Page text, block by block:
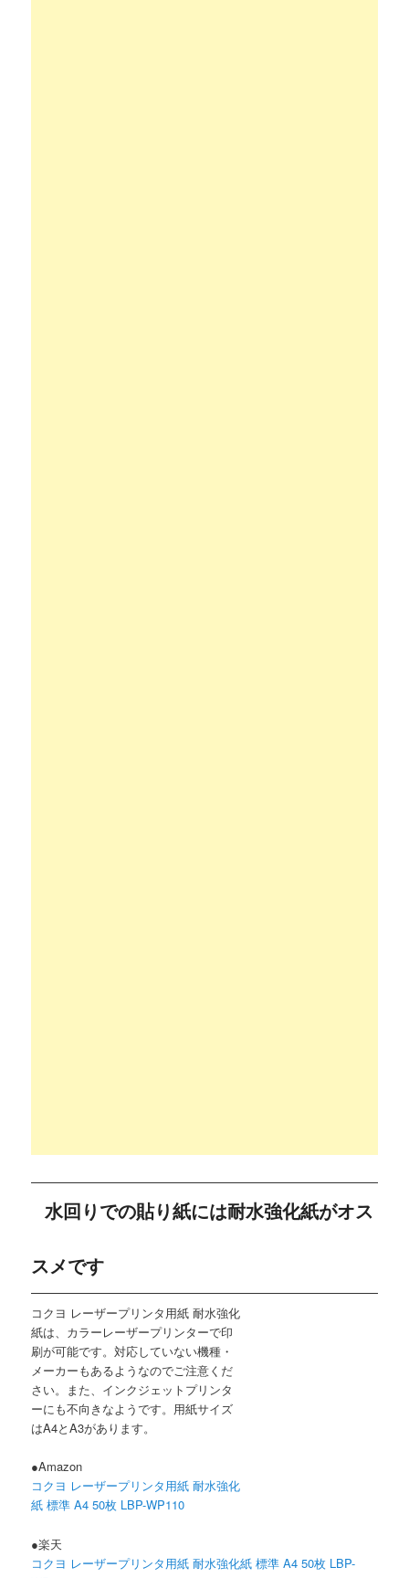
水回りでの貼り紙には耐水強化紙がオス
スメです
コクヨ レーザープリンタ用紙 耐水強化
紙は、カラーレーザープリンターで印
刷が可能です。対応していない機種・
メーカーもあるようなのでご注意くだ
さい。また、インクジェットプリンタ
ーにも不向きなようです。用紙サイズ
はA4とA3があります。
●Amazon
コクヨ レーザープリンタ用紙 耐水強化
紙 標準 A4 50枚 LBP-WP110
●楽天
コクヨ レーザープリンタ用紙 耐水強化紙 標準 A4 50枚 LBP-